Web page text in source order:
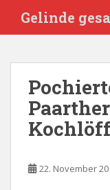
i
Gelinde
22. November